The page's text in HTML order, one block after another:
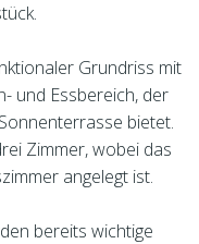
Grundriss mit
und Essbereich, der
bietet.
Zimmer, wobei das
angelegt ist.
bereits wichtige